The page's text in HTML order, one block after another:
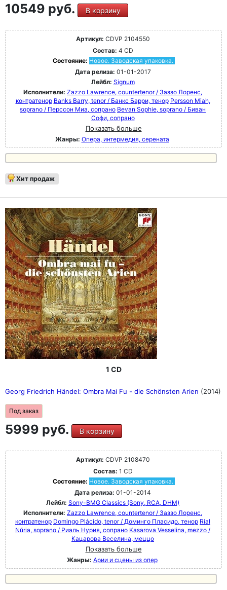
10549 руб. В корзину
Артикул: CDVP 2104550
Состав: 4 CD
Состояние: Новое. Заводская упаковка.
Дата релиза: 01-01-2017
Лейбл: Signum
Исполнители: Zazzo Lawrence, countertenor / Заззо Лоренс,
контратенор Banks Barry, tenor / Банкс Барри, тенор Persson Miah,
soprano / Перссон Миа, сопрано Bevan Sophie, soprano / Биван
Софи, сопрано
Показать больше
Жанры: Опера, интермедия, серената
Хит продаж
1 CD
Georg Friedrich Händel: Ombra Mai Fu - die Schönsten Arien (2014)
Под заказ
5999 руб. В корзину
Артикул: CDVP 2108470
Состав: 1 CD
Состояние: Новое. Заводская упаковка.
Дата релиза: 01-01-2014
Лейбл: Sony-BMG Classics (Sony, RCA, DHM)
Исполнители: Zazzo Lawrence, countertenor / Заззо Лоренс,
контратенор Domingo Plácido, tenor / Доминго Пласидо, тенор Rial
Núria, soprano / Риаль Нурия, сопрано Kasarova Vesselina, mezzo /
Кацарова Веселина, меццо
Показать больше
Жанры: Арии и сцены из опер